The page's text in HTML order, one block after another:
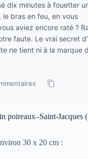
dix minutes à fouetter
bras en feu, en vous
aviez encore raté ?
faute. Le vrai secret
ne tient ni à la marque
·
poireaux–Saint-Jacques
30 x 20 cm :